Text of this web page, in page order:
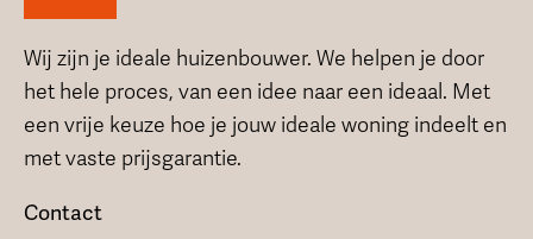
Wij zijn je ideale huizenbouwer. We helpen je door
het hele proces, van een idee naar een ideaal. Met
een vrije keuze hoe je jouw ideale woning indeelt en
met vaste prijsgarantie.
Contact